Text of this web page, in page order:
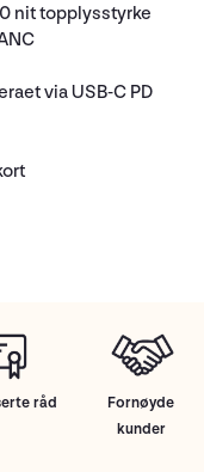
nit topplysstyrke
via USB-C PD
råd
Fornøyde
kunder